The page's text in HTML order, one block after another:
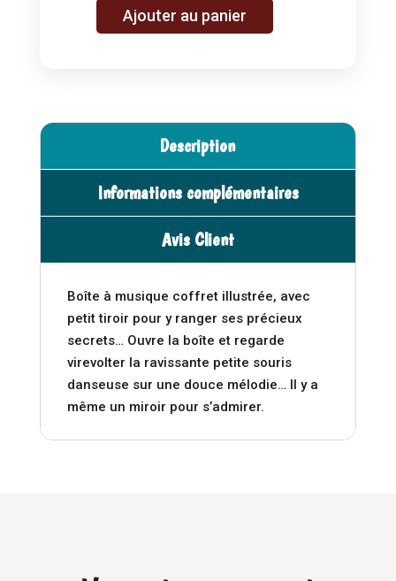
quantité
école
Moulin
Roty
Ajouter au panier
l
n
i
Description
Informations complémentaires
Avis Client
Boîte à musique coffret illustrée, avec
petit tiroir pour y ranger ses précieux
secrets… Ouvre la boîte et regarde
virevolter la ravissante petite souris
danseuse sur une douce mélodie… Il y a
même un miroir pour s’admirer.